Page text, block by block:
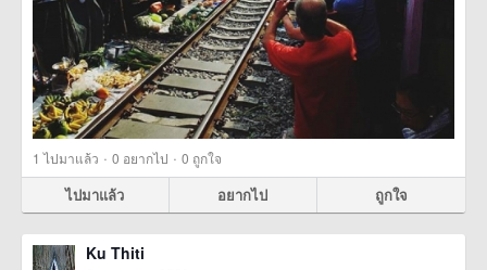
1 ไปมาแล้ว · 0 อยากไป · 0 ถูกใจ
ไปมาแล้ว อยากไป ถูกใจ
Ku Thiti